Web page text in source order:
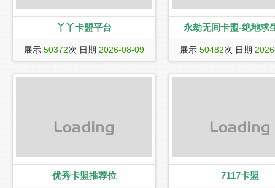
丫丫卡盟平台
丫丫卡盟平台
展示 50372次 日期 2026-08-09
永劫无间卡盟-绝地求
9557卡盟(www.9557km.cn)-
购买的平台总站!
展示 50482次 日期
优秀卡盟推荐位 7117卡盟